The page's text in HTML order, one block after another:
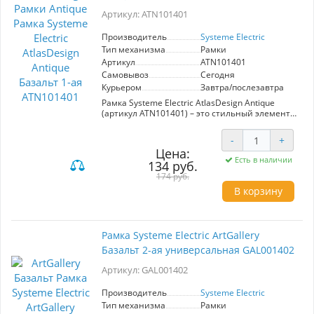
Артикул: ATN101401
Производитель
Systeme Electric
Тип механизма
Рамки
Артикул
ATN101401
Самовывоз
Сегодня
Курьером
Завтра/послезавтра
Рамка Systeme Electric AtlasDesign Antique
(артикул ATN101401) – это стильный элемент
элегантном цвете базальт. Она предназначена
для установки одинарного выключателя и
отлично подойдет как для классических, так и
для современных дизайнов. Изготовленная из
высококачественного материала PС+ASA,
рамка обладает высокой устойчивостью к УФ-
излучению и механическим повреждениям,
использования. Серия AtlasDesign Antique
отвечает взыскательным эстетическим
требованиям, превращая привычный
выключатель в настоящую декоративную
подчеркиваете изысканный вкус и внимание к
Цена:
134 руб.
174 руб.
- +
Есть в наличии
В корзину
Рамка Systeme Electric ArtGallery
Базальт 2-ая универсальная GAL001402
Артикул: GAL001402
Производитель
Systeme Electric
Тип механизма
Рамки